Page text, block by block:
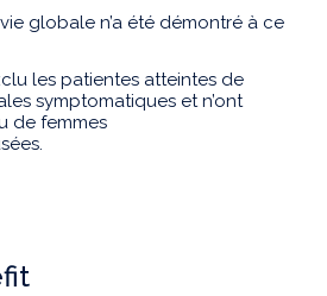
globale n’a été démontré à ce
les patientes atteintes de
symptomatiques et n’ont
de femmes